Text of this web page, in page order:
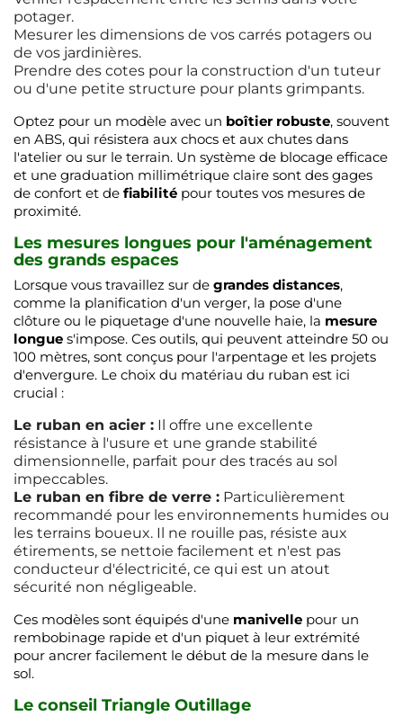
potager.
Mesurer les dimensions de vos carrés potagers ou
de vos jardinières.
Prendre des cotes pour la construction d'un tuteur
ou d'une petite structure pour plants grimpants.
Optez pour un modèle avec un boîtier robuste, souvent
en ABS, qui résistera aux chocs et aux chutes dans
l'atelier ou sur le terrain. Un système de blocage efficace
et une graduation millimétrique claire sont des gages
de confort et de fiabilité pour toutes vos mesures de
proximité.
Les mesures longues pour l'aménagement
des grands espaces
Lorsque vous travaillez sur de grandes distances,
comme la planification d'un verger, la pose d'une
clôture ou le piquetage d'une nouvelle haie, la mesure
longue s'impose. Ces outils, qui peuvent atteindre 50 ou
100 mètres, sont conçus pour l'arpentage et les projets
d'envergure. Le choix du matériau du ruban est ici
crucial :
Le ruban en acier : Il offre une excellente
résistance à l'usure et une grande stabilité
dimensionnelle, parfait pour des tracés au sol
impeccables.
Le ruban en fibre de verre : Particulièrement
recommandé pour les environnements humides ou
les terrains boueux. Il ne rouille pas, résiste aux
étirements, se nettoie facilement et n'est pas
conducteur d'électricité, ce qui est un atout
sécurité non négligeable.
Ces modèles sont équipés d'une manivelle pour un
rembobinage rapide et d'un piquet à leur extrémité
pour ancrer facilement le début de la mesure dans le
sol.
Le conseil Triangle Outillage